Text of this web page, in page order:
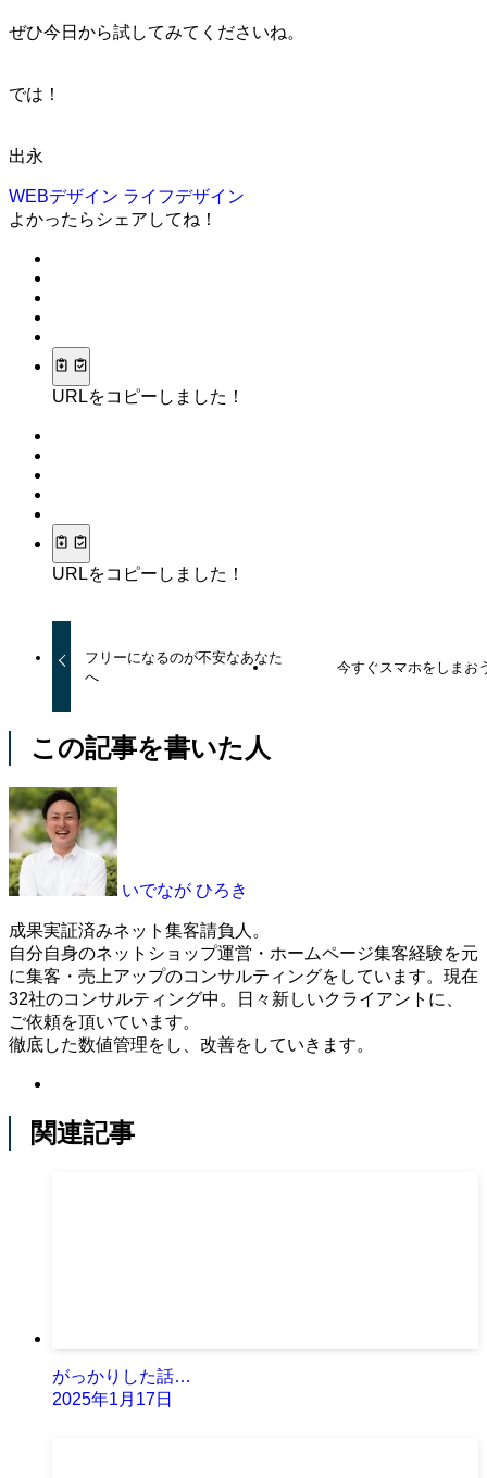
ぜひ今日から試してみてくださいね。
では！
出永
WEBデザイン ライフデザイン
よかったらシェアしてね！
URLをコピーしました！
URLをコピーしました！
フリーになるのが不安なあなた
へ
今すぐスマホをしまお
この記事を書いた人
いでなが ひろき
成果実証済みネット集客請負人。
自分自身のネットショップ運営・ホームページ集客経験を元
に集客・売上アップのコンサルティングをしています。現在
32社のコンサルティング中。日々新しいクライアントに、
ご依頼を頂いています。
徹底した数値管理をし、改善をしていきます。
関連記事
がっかりした話…
2025年1月17日